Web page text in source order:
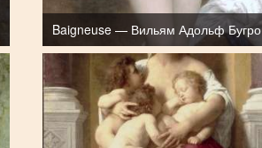
Baigneuse — Вильям Адольф Бугро